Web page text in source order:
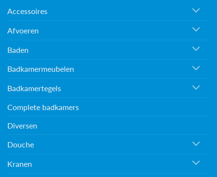
Accessoires
Afvoeren
Baden
Badkamermeubelen
Badkamertegels
Complete badkamers
Diversen
Douche
Kranen